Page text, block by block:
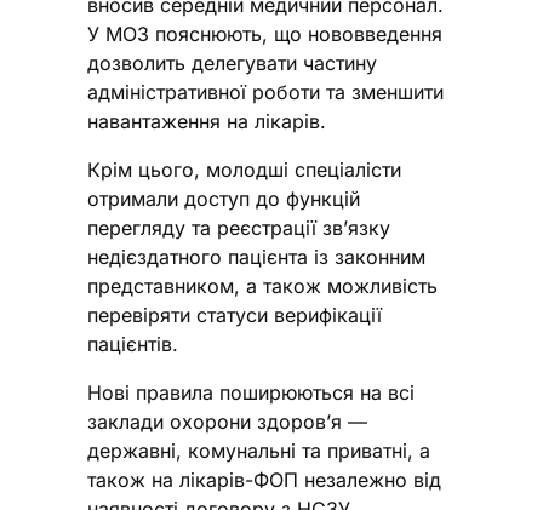
вносив середній медичний персонал.
У МОЗ пояснюють, що нововведення
дозволить делегувати частину
адміністративної роботи та зменшити
навантаження на лікарів.
Крім цього, молодші спеціалісти
отримали доступ до функцій
перегляду та реєстрації зв’язку
недієздатного пацієнта із законним
представником, а також можливість
перевіряти статуси верифікації
пацієнтів.
Нові правила поширюються на всі
заклади охорони здоров’я —
державні, комунальні та приватні, а
також на лікарів-ФОП незалежно від